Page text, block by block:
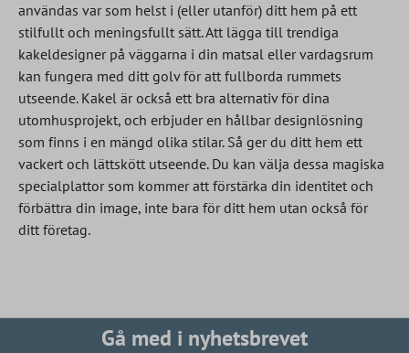
användas var som helst i (eller utanför) ditt hem på ett
stilfullt och meningsfullt sätt. Att lägga till trendiga
kakeldesigner på väggarna i din matsal eller vardagsrum
kan fungera med ditt golv för att fullborda rummets
utseende. Kakel är också ett bra alternativ för dina
utomhusprojekt, och erbjuder en hållbar designlösning
som finns i en mängd olika stilar. Så ger du ditt hem ett
vackert och lättskött utseende. Du kan välja dessa magiska
specialplattor som kommer att förstärka din identitet och
förbättra din image, inte bara för ditt hem utan också för
ditt företag.
Gå med i nyhetsbrevet